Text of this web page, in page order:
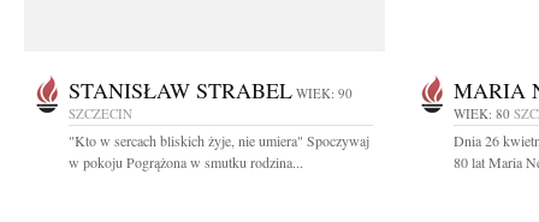
STANISŁAW STRABEL WIEK: 90
SZCZECIN
"Kto w sercach bliskich żyje, nie umiera" Spoczywaj
w pokoju Pogrążona w smutku rodzina...
MARIA
WIEK: 80
Dnia 26
80 lat Maria